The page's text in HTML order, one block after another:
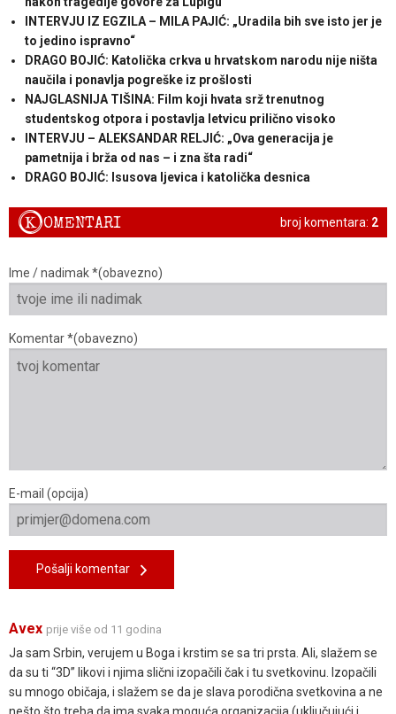
INTERVJU IZ EGZILA – MILA PAJIĆ: „Uradila bih sve isto jer je
to jedino ispravno“
DRAGO BOJIĆ: Katolička crkva u hrvatskom narodu nije ništa
naučila i ponavlja pogreške iz prošlosti
NAJGLASNIJA TIŠINA: Film koji hvata srž trenutnog
studentskog otpora i postavlja letvicu prilično visoko
INTERVJU – ALEKSANDAR RELJIĆ: „Ova generacija je
pametnija i brža od nas – i zna šta radi“
DRAGO BOJIĆ: ​Isusova ljevica i katolička desnica
broj komentara: 2
KOMENTARI
Ime / nadimak *(obavezno)
Komentar *(obavezno)
E-mail (opcija)
Pošalji komentar
Avex prije više od 11 godina
Ja sam Srbin, verujem u Boga i krstim se sa tri prsta. Ali, slažem se
da su ti “3D” likovi i njima slični izopačili čak i tu svetkovinu. Izopačili
su mnogo običaja, i slažem se da je slava porodična svetkovina a ne
nešto što treba da ima svaka moguća organizacija (uključujući i